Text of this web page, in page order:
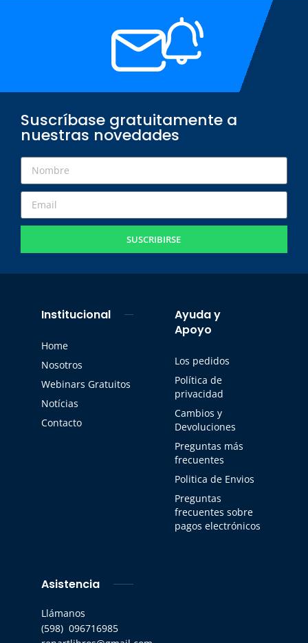
Suscríbase gratuitamente a
nuestras novedades
SUSCRIBIRSE
Institucional
Home
Nosotros
Webinars Gratuitos
Notícias
Contacto
Ayuda y
Apoyo
Los pedidos
Política de
privacidad
Cambios y
Devoluciones
Preguntas más
frecuentes
Politica de Envios
Preguntas
frecuentes sobre
pagos electrónicos
Asistencia
Llámanos
(598) 096716985